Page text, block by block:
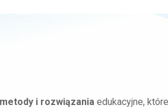
metody i rozwiązania edukacyjne, które